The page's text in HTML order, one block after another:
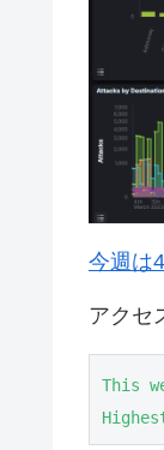
今週は
アク
This